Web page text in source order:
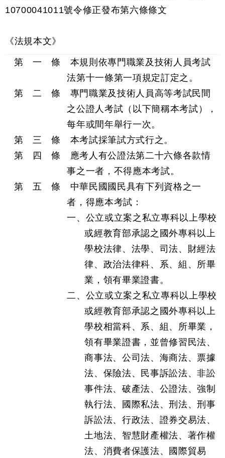
10700041011號令修正發布第六條條文
《法規本文》
第 一 條 本規則依專門職業及技術人員考試
法第十一條第一項規定訂定之。
第 二 條 專門職業及技術人員高等考試民間
之公證人考試（以下簡稱本考試），
每年或間年舉行一次。
第 三 條 本考試採筆試方式行之。
第 四 條 應考人有公證法第二十六條各款情
事之一者，不得應本考試。
第 五 條 中華民國國民具有下列資格之一
者，得應本考試：
一、公立或立案之私立專科以上學校
或經教育部承認之國外專科以上
學校法律、法學、司法、財經法
律、政治法律科、系、組、所畢
業，領有畢業證書。
二、公立或立案之私立專科以上學校
或經教育部承認之國外專科以上
學校相當科、系、組、所畢業，
領有畢業證書，並曾修習民法、
商事法、公司法、海商法、票據
法、保險法、民事訴訟法、非訟
事件法、破產法、公證法、強制
執行法、國際私法、刑法、刑事
訴訟法、行政法、證券交易法、
土地法、智慧財產權法、著作權
法、消費者保護法、國際貿易